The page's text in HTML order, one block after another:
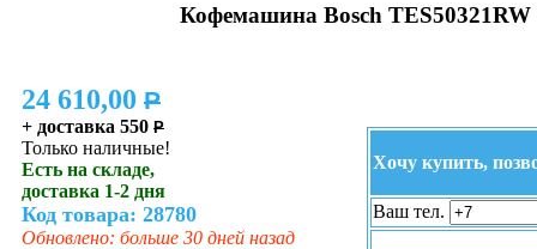
Кофемашина Bosch TES50321RW
24 610,00 P
+ доставка 550 P
Только наличные!
Есть на складе,
доставка 1-2 дня
Код товара: 28780
Обновлено: больше 30 дней назад
Хочу купить,
Ваш тел.